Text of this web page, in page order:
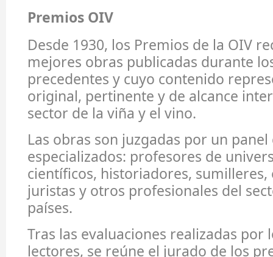
Premios OIV
Desde 1930, los Premios de la OIV
mejores obras publicadas durante
precedentes y cuyo contenido
original, pertinente y de alcance
sector de la viña y el vino.
Las obras son juzgadas por un
especializados: profesores de
científicos, historiadores, sumilleres,
juristas y otros profesionales del
países.
Tras las evaluaciones realizadas por
lectores, se reúne el jurado de los